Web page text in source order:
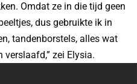
Omdat ze in die tijd geen
dus gebruikte ik in
tandenborstels, alles wat
zei Elysia.